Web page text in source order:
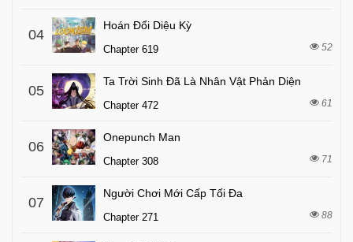
04
Hoán Đổi Diệu Kỳ
Chapter 619 52
05
Ta Trời Sinh Đã Là Nhân Vật Phản Diện
Chapter 472 61
06
Onepunch Man
Chapter 308 71
07
Người Chơi Mới Cấp Tối Đa
Chapter 271 88